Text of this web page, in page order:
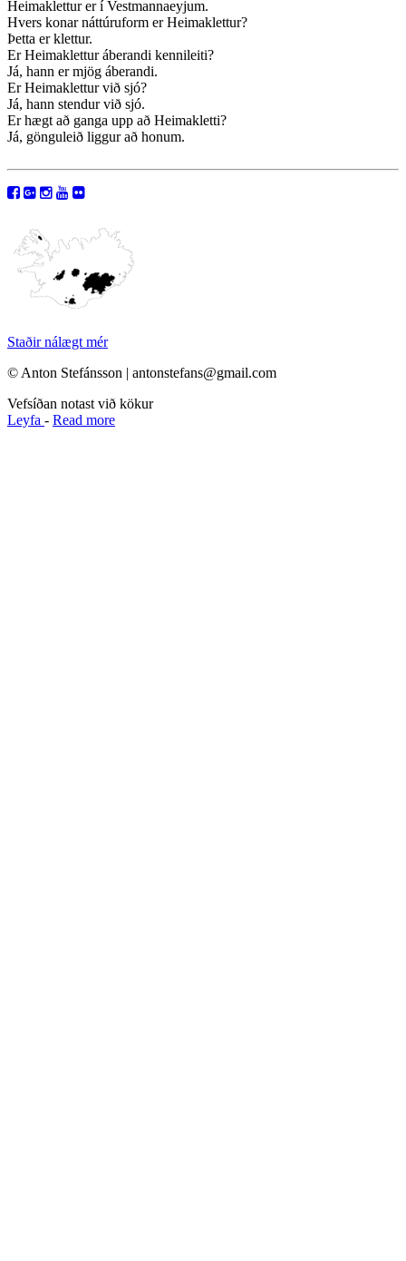
Heimaklettur er í Vestmannaeyjum.
Hvers konar náttúruform er Heimaklettur?
Þetta er klettur.
Er Heimaklettur áberandi kennileiti?
Já, hann er mjög áberandi.
Er Heimaklettur við sjó?
Já, hann stendur við sjó.
Er hægt að ganga upp að Heimakletti?
Já, gönguleið liggur að honum.
Staðir nálægt mér
© Anton Stefánsson | antonstefans@gmail.com
Vefsíðan notast við kökur
Leyfa - Read more